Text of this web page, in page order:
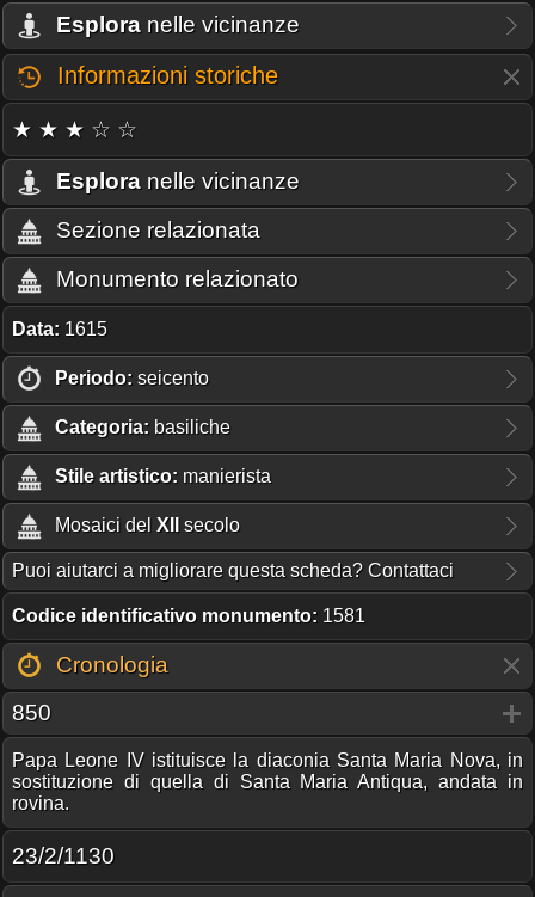
Esplora nelle vicinanze
Informazioni storiche
★ ★ ★ ☆ ☆
Esplora nelle vicinanze
Sezione relazionata
Monumento relazionato
Data: 1615
Periodo: seicento
Categoria: basiliche
Stile artistico: manierista
Mosaici del XII secolo
Puoi aiutarci a migliorare questa scheda? Contattaci
Codice identificativo monumento: 1581
Cronologia
850
Papa Leone IV istituisce la diaconia Santa Maria Nova, in
sostituzione di quella di Santa Maria Antiqua, andata in
rovina.
23/2/1130